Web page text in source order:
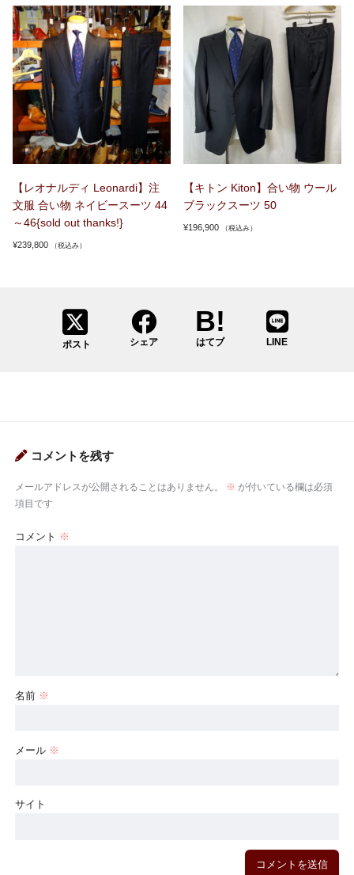
【レオナルディ Leonardi】注
文服 合い物 ネイビースーツ 44
～46{sold out thanks!}
¥239,800 （税込み）
【キトン Kiton】合い物 ウール
ブラックスーツ 50
¥196,900 （税込み）
ポスト シェア はてブ LINE
コメントを残す
メールアドレスが公開されることはありません。 ※ が付いている欄は必須
項目です
コメント ※
名前 ※
メール ※
サイト